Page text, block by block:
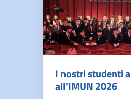
I nostri studenti
all’IMUN 2026